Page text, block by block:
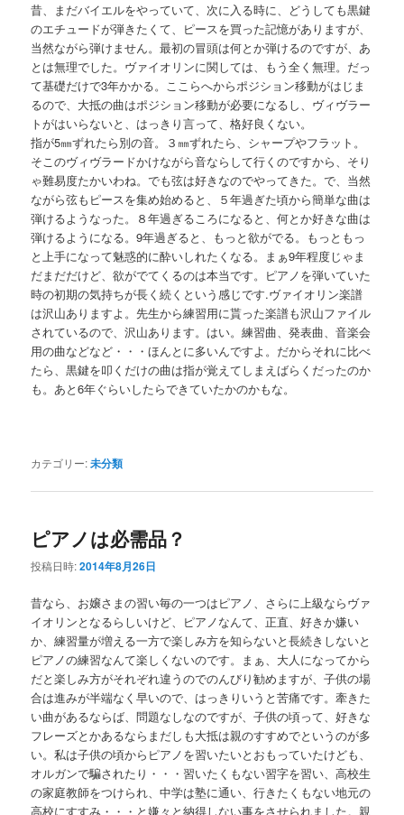
昔、まだバイエルをやっていて、次に入る時に、どうしても黒鍵
のエチュードが弾きたくて、ピースを買った記憶がありますが、
当然ながら弾けません。最初の冒頭は何とか弾けるのですが、あ
とは無理でした。ヴァイオリンに関しては、もう全く無理。だっ
て基礎だけで3年かかる。ここらへからポジション移動がはじま
るので、大抵の曲はポジション移動が必要になるし、ヴィヴラー
トがはいらないと、はっきり言って、格好良くない。
指が5㎜ずれたら別の音。３㎜ずれたら、シャープやフラット。
そこのヴィヴラードかけながら音ならして行くのですから、そり
ゃ難易度たかいわね。でも弦は好きなのでやってきた。で、当然
ながら弦もピースを集め始めると、５年過ぎた頃から簡単な曲は
弾けるようなった。８年過ぎるころになると、何とか好きな曲は
弾けるようになる。9年過ぎると、もっと欲がでる。もっともっ
と上手になって魅惑的に酔いしれたくなる。まぁ9年程度じゃま
だまだだけど、欲がでてくるのは本当です。ピアノを弾いていた
時の初期の気持ちが長く続くという感じです.ヴァイオリン楽譜
は沢山ありますよ。先生から練習用に貰った楽譜も沢山ファイル
されているので、沢山あります。はい。練習曲、発表曲、音楽会
用の曲などなど・・・ほんとに多いんですよ。だからそれに比べ
たら、黒鍵を叩くだけの曲は指が覚えてしまえばらくだったのか
も。あと6年ぐらいしたらできていたかのかもな。
カテゴリー:未分類
ピアノは必需品？
投稿日時:2014年8月26日
昔なら、お嬢さまの習い毎の一つはピアノ、さらに上級ならヴァ
イオリンとなるらしいけど、ピアノなんて、正直、好きか嫌い
か、練習量が増える一方で楽しみ方を知らないと長続きしないと
ピアノの練習なんて楽しくないのです。まぁ、大人になってから
だと楽しみ方がそれぞれ違うのでのんびり勧めますが、子供の場
合は進みが半端なく早いので、はっきりいうと苦痛です。牽きた
い曲があるならば、問題なしなのですが、子供の頃って、好きな
フレーズとかあるならまだしも大抵は親のすすめでというのが多
い。私は子供の頃からピアノを習いたいとおもっていたけども、
オルガンで騙されたり・・・習いたくもない習字を習い、高校生
の家庭教師をつけられ、中学は塾に通い、行きたくもない地元の
高校にすすみ・・・と嫌々と納得しない事をさせられました。親